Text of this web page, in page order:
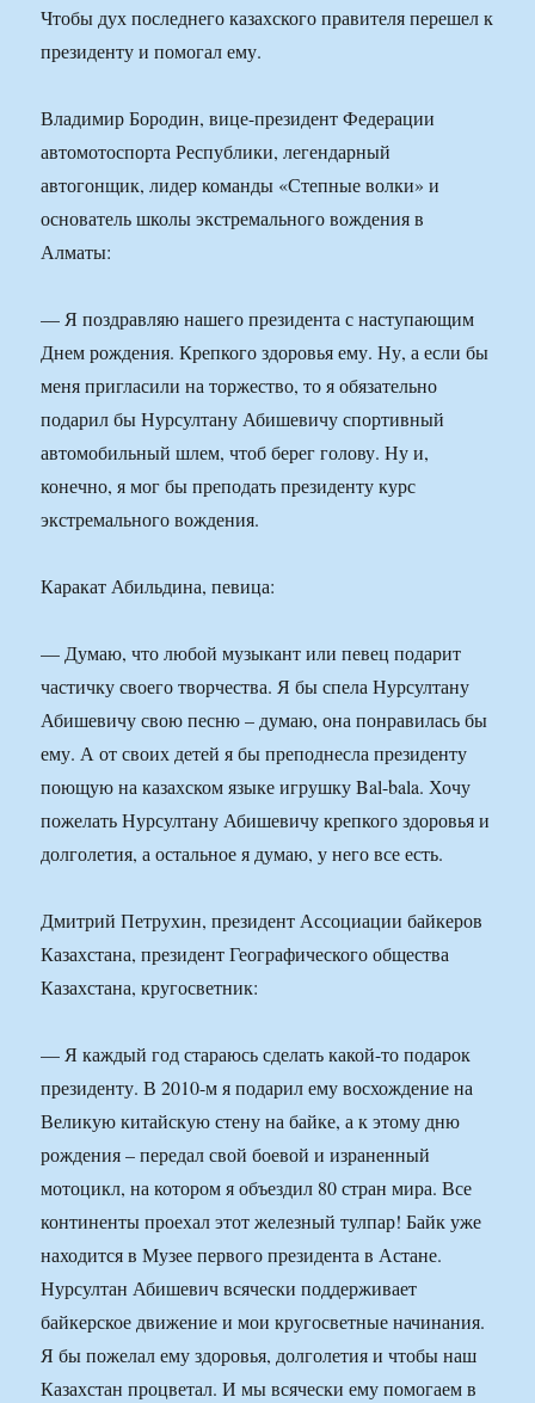
Чтобы дух последнего казахского правителя перешел к
президенту и помогал ему.
Владимир Бородин, вице-президент Федерации
автомотоспорта Республики, легендарный
автогонщик, лидер команды «Степные волки» и
основатель школы экстремального вождения в
Алматы:
— Я поздравляю нашего президента с наступающим
Днем рождения. Крепкого здоровья ему. Ну, а если бы
меня пригласили на торжество, то я обязательно
подарил бы Нурсултану Абишевичу спортивный
автомобильный шлем, чтоб берег голову. Ну и,
конечно, я мог бы преподать президенту курс
экстремального вождения.
Каракат Абильдина, певица:
— Думаю, что любой музыкант или певец подарит
частичку своего творчества. Я бы спела Нурсултану
Абишевичу свою песню – думаю, она понравилась бы
ему. А от своих детей я бы преподнесла президенту
поющую на казахском языке игрушку Bal-bala. Хочу
пожелать Нурсултану Абишевичу крепкого здоровья и
долголетия, а остальное я думаю, у него все есть.
Дмитрий Петрухин, президент Ассоциации байкеров
Казахстана, президент Географического общества
Казахстана, кругосветник:
— Я каждый год стараюсь сделать какой-то подарок
президенту. В 2010-м я подарил ему восхождение на
Великую китайскую стену на байке, а к этому дню
рождения – передал свой боевой и израненный
мотоцикл, на котором я объездил 80 стран мира. Все
континенты проехал этот железный тулпар! Байк уже
находится в Музее первого президента в Астане.
Нурсултан Абишевич всячески поддерживает
байкерское движение и мои кругосветные начинания.
Я бы пожелал ему здоровья, долголетия и чтобы наш
Казахстан процветал. И мы всячески ему помогаем в